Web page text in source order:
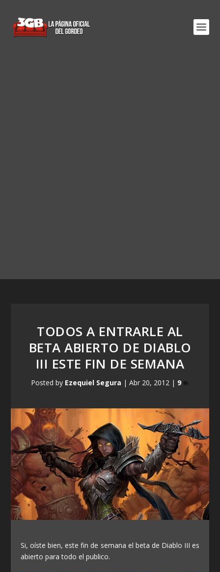
TODOS A ENTRARLE AL
BETA ABIERTO DE DIABLO
III ESTE FIN DE SEMANA
Posted by Ezequiel Segura | Abr 20, 2012 | 9
Si, oíste bien, este fin de semana el beta de Diablo III es
abierto para todo el publico.